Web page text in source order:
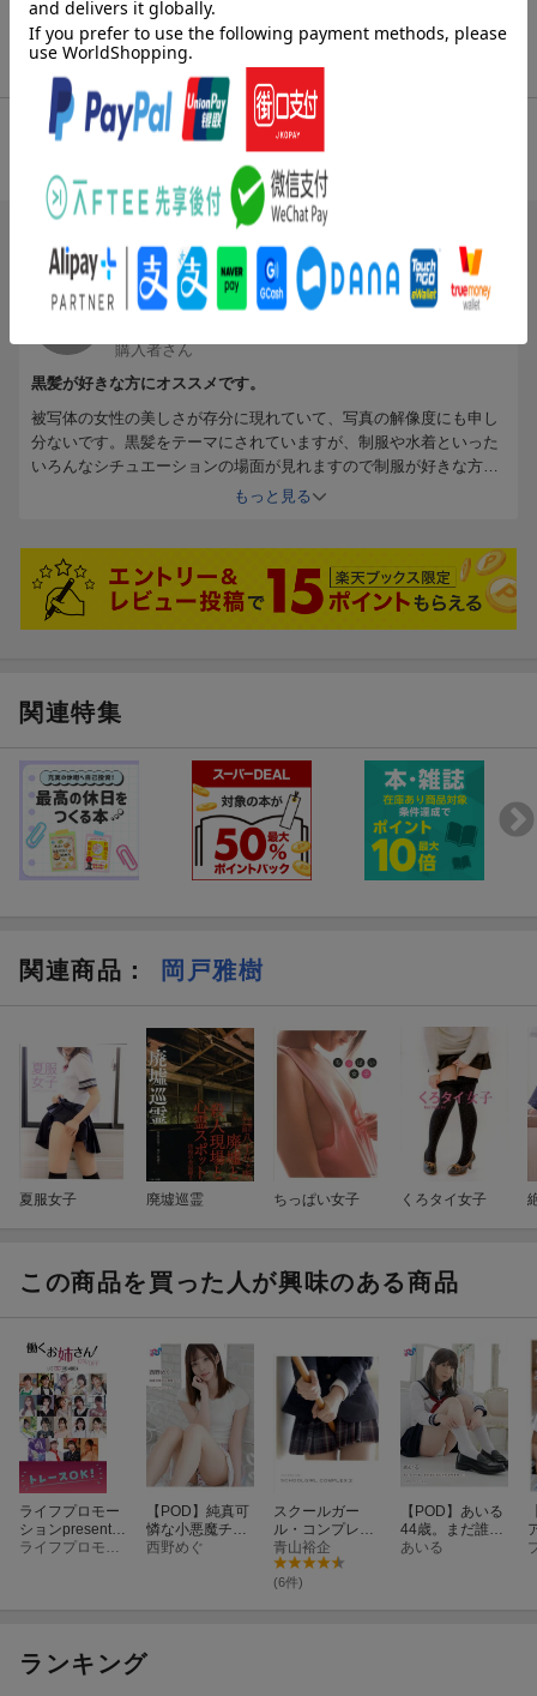
商品レビュー（1件）
総合評価：
条件に満たないため、評価は表示できません。
投稿日：2016年12月29日
購入者さん
黒髪が好きな方にオススメです。
被写体の女性の美しさが存分に現れていて、写真の解像度にも申し
分ないです。黒髪をテーマにされていますが、制服や水着といった
いろんなシチュエーションの場面が見れますので制服が好きな方に
もオススメです。写真のボリュームも満足です。
もっと見る
関連特集
関連商品 ： 岡戸雅樹
夏服女子 廃墟巡霊 ちっぱい女子 くろタイ女子
この商品を買った人が興味のある商品
ライフプロモー
ションpresents
働くお姉さん!
【POD】純真可
憐な小悪魔チャ
ン 西野め
西野めぐ
スクールガー
ル・コンプレッ
クス SCHOOL
GIRL COMPLEX
2 放課後
青山裕企
(6件)
【POD】あいる
44歳。まだ誰の
ものでもありま
あいる
ランキング